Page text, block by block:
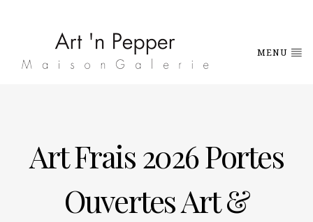
MENU
Art Frais 2026 Portes
Ouvertes Art &